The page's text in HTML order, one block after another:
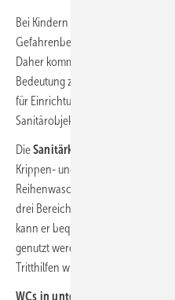
Bei Kindern im Krippen- oder
Gefahrenbewusstsein und die
Daher kommt dem Aspekt der
Bedeutung zu.
für Einrichtungsgegenstände und
Sanitärobjekten gewährleistet
DieSanitärkeramik
Krippen- und Kindergartenalter
Reihenwaschtisch von
drei Bereiche in drei
kann er bequem von Kindern
genutzt werden. Der Einsatz von
Tritthilfen wird damit überflüssig.
WCs in unterschiedlichen Größen